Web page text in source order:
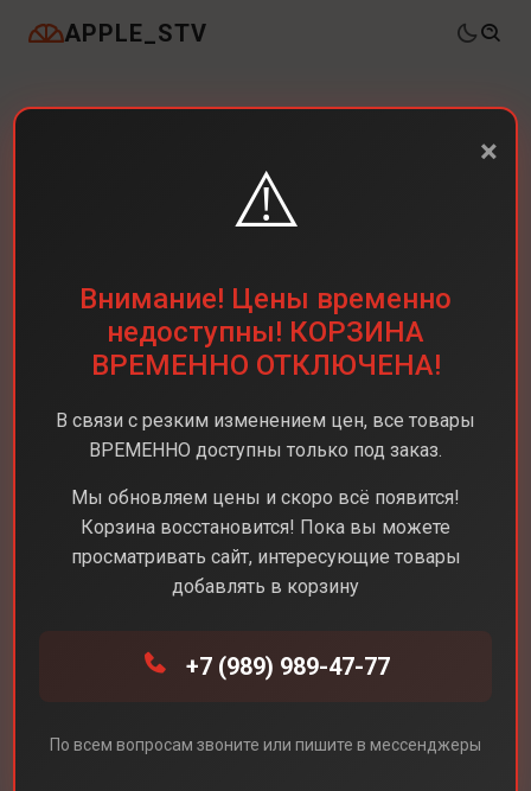
APPLE_STV
Смартфоны iPhone 16 Pro
×
⚠️
Внимание! Цены временно
недоступны! КОРЗИНА
ВРЕМЕННО ОТКЛЮЧЕНА!
В связи с резким изменением цен, все товары
ВРЕМЕННО доступны только под заказ.
Мы обновляем цены и скоро всё появится!
Корзина восстановится! Пока вы можете
просматривать сайт, интересующие товары
добавлять в корзину
+7 (989) 989-47-77
По всем вопросам звоните или пишите в мессенджеры